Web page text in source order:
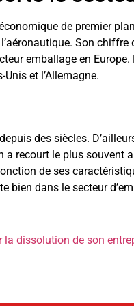
de premier
Son chiffre
emballage en
Unis et l’Allemagne.
des siècles.
a recourt le plus souvent
de ses
bien dans le secteur
la dissolution de son